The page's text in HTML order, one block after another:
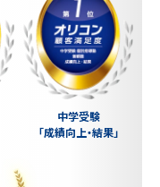
中学受験
「成績向上・結果」